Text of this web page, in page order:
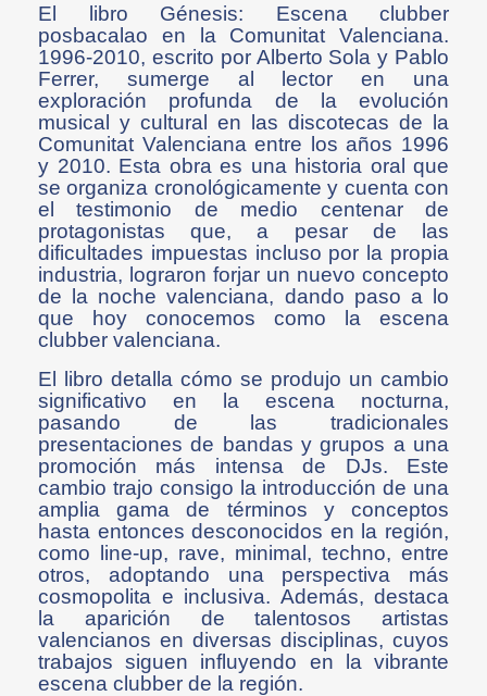
El libro Génesis: Escena clubber
posbacalao en la Comunitat Valenciana.
1996-2010, escrito por Alberto Sola y Pablo
Ferrer, sumerge al lector en una
exploración profunda de la evolución
musical y cultural en las discotecas de la
Comunitat Valenciana entre los años 1996
y 2010. Esta obra es una historia oral que
se organiza cronológicamente y cuenta con
el testimonio de medio centenar de
protagonistas que, a pesar de las
dificultades impuestas incluso por la propia
industria, lograron forjar un nuevo concepto
de la noche valenciana, dando paso a lo
que hoy conocemos como la escena
clubber valenciana​​.
El libro detalla cómo se produjo un cambio
significativo en la escena nocturna,
pasando de las tradicionales
presentaciones de bandas y grupos a una
promoción más intensa de DJs. Este
cambio trajo consigo la introducción de una
amplia gama de términos y conceptos
hasta entonces desconocidos en la región,
como line-up, rave, minimal, techno, entre
otros, adoptando una perspectiva más
cosmopolita e inclusiva. Además, destaca
la aparición de talentosos artistas
valencianos en diversas disciplinas, cuyos
trabajos siguen influyendo en la vibrante
escena clubber de la región​​.